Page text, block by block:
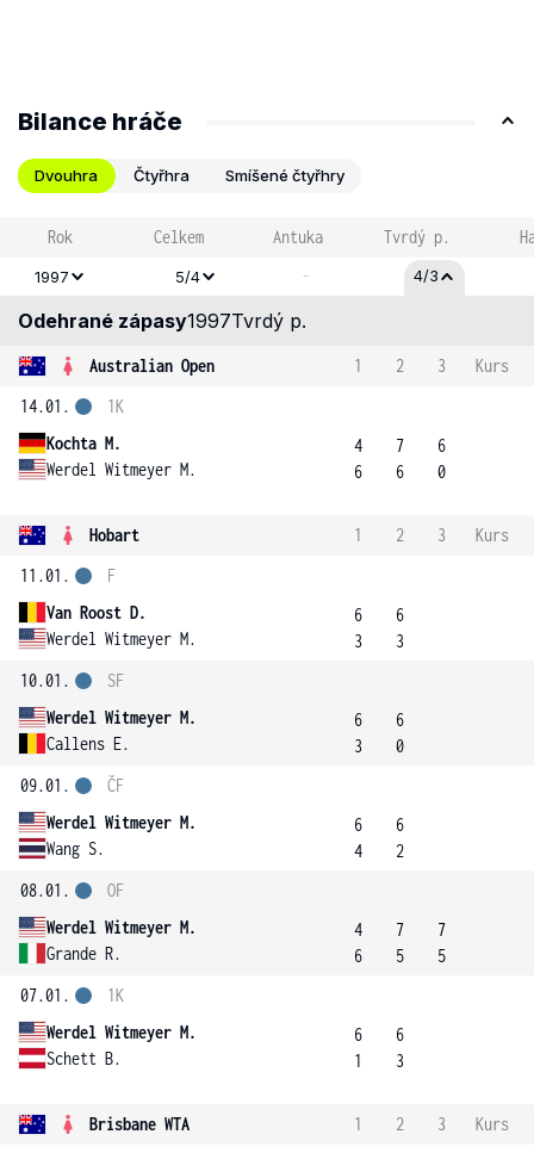
Bilance hráče
Dvouhra Čtyřhra Smíšené čtyřhry
Rok Celkem Antuka Tvrdý p.
1997 5/4 - 4/3
Odehrané zápasy1997Tvrdý p.
Australian Open 1 2 3
Kurs
14.01.
Kochta M.
Werdel Witmeyer M.
1K
4
6
7
6
6
0
Hobart 1 2 3
Kurs
11.01.
Van Roost D.
Werdel Witmeyer M.
F
6
3
6
3
10.01.
Werdel Witmeyer M.
Callens E.
SF
6
3
6
0
09.01.
Werdel Witmeyer M.
Wang S.
ČF
6
4
6
2
08.01.
Werdel Witmeyer M.
Grande R.
OF
4
6
7
5
7
5
07.01.
Werdel Witmeyer M.
Schett B.
1K
6
1
6
3
Brisbane WTA 1 2 3
Kurs